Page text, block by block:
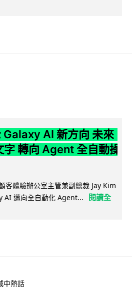
AI 新方向 未來
轉向 Agent 全自動操
客體驗辦公室主管兼副總裁 Jay Kim
AI 邁向全自動化 Agent...
閱讀全
中熱話